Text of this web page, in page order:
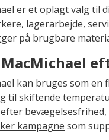
er et oplagt valg til
lagerarbejde,
på brugbare
kan bruges som
til skiftende
bevægelsesfrihed,
kampagne som